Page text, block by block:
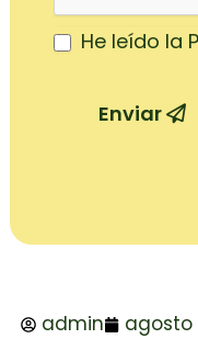
He leído la
Enviar
admin agosto